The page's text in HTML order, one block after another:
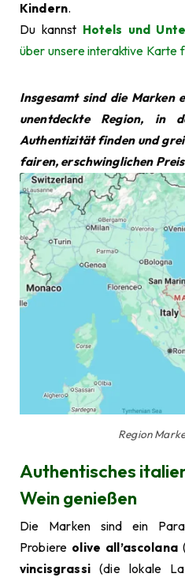
Kindern.
Du kannst Hotels und
über unsere interaktive Karte
Insgesamt sind die Marken
unentdeckte Region, in
Authentizität finden und
fairen, erschwinglichen
Region
Authentisches
Wein genießen
Die Marken sind ein
Probiere olive all’ascolana
vincisgrassi(die lokale